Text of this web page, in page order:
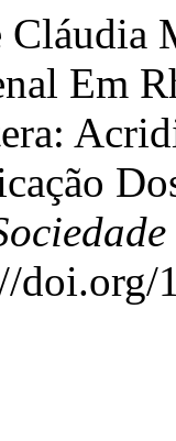
Em
doi.org/